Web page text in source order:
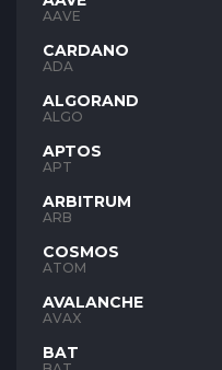
AAVE
CARDANO
ADA
ALGORAND
ALGO
APTOS
APT
ARBITRUM
ARB
COSMOS
ATOM
AVALANCHE
AVAX
BAT